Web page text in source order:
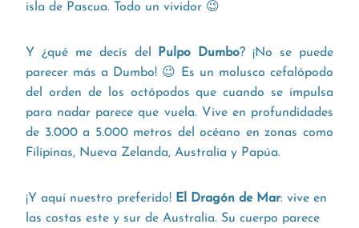
isla de Pascua. Todo un vividor 😉
Y ¿qué me decís del Pulpo Dumbo? ¡No se puede
parecer más a Dumbo! 😉 Es un molusco cefalópodo
del orden de los octópodos que cuando se impulsa
para nadar parece que vuela. Vive en profundidades
de 3.000 a 5.000 metros del océano en zonas como
Filipinas, Nueva Zelanda, Australia y Papúa.
¡Y aquí nuestro preferido! El Dragón de Mar: vive en
las costas este y sur de Australia. Su cuerpo parece